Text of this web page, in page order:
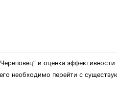
и оценка эффективности
необходимо перейти с